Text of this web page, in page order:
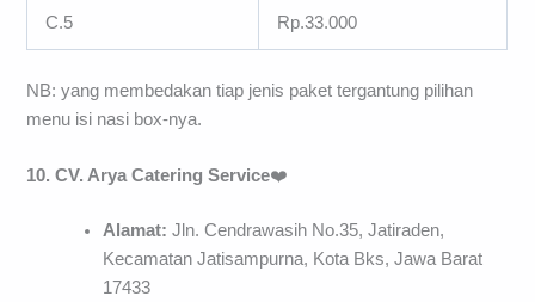
C.5 Rp.33.000
NB: yang membedakan tiap jenis paket tergantung pilihan
menu isi nasi box-nya.
10. CV. Arya Catering Service❤️
Alamat: Jln. Cendrawasih No.35, Jatiraden,
Kecamatan Jatisampurna, Kota Bks, Jawa Barat
17433